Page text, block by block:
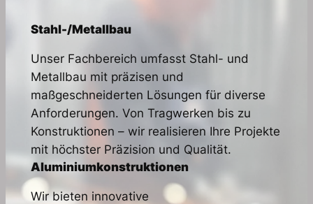
Stahl-/Metallbau
Unser Fachbereich umfasst Stahl- und
Metallbau mit präzisen und
maßgeschneiderten Lösungen für diverse
Anforderungen. Von Tragwerken bis zu
Konstruktionen – wir realisieren Ihre Projekte
mit höchster Präzision und Qualität.
Aluminiumkonstruktionen
Wir bieten innovative